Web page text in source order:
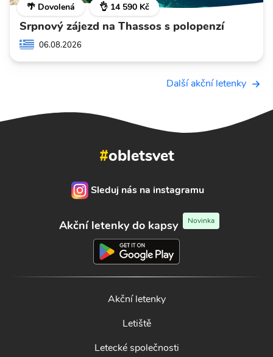
🌴 Dovolená 👌 14 590 Kč
Srpnový zájezd na Thassos s polopenzí
06.08.2026
Další akční letenky
#obletsvet
Sleduj nás na instagramu
Akční letenky do kapsy Novinka
Akční letenky
Letiště
Letecké společnosti